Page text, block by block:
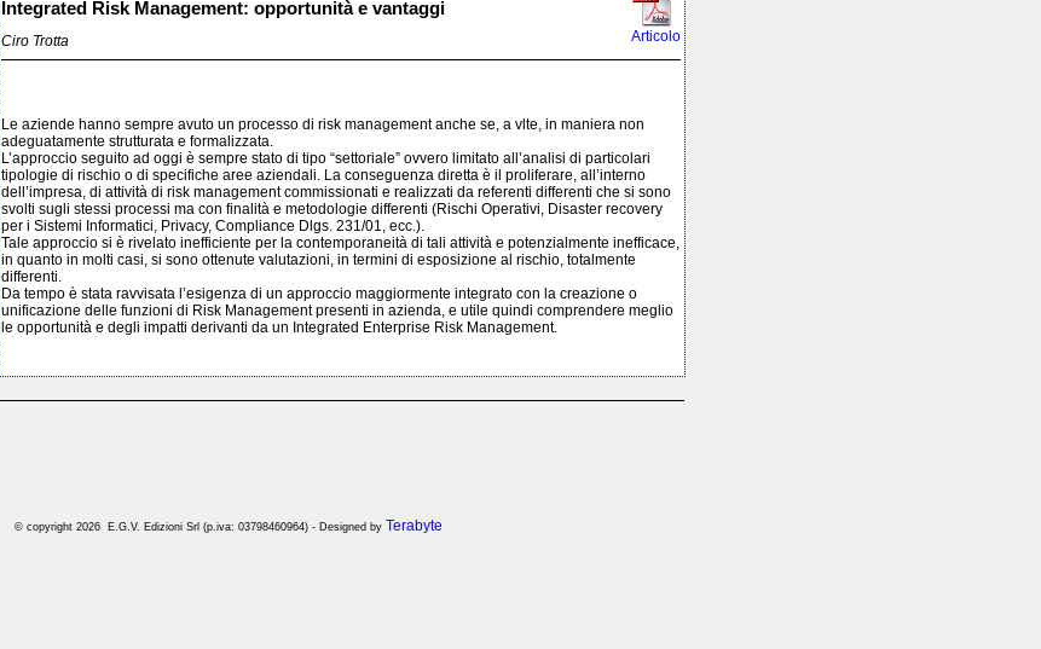
Integrated Risk Management: opportunità e vantaggi
Articolo
Ciro Trotta
Le aziende hanno sempre avuto un processo di risk management anche se, a vlte, in maniera non
adeguatamente strutturata e formalizzata.
L’approccio seguito ad oggi è sempre stato di tipo “settoriale” ovvero limitato all’analisi di particolari
tipologie di rischio o di specifiche aree aziendali. La conseguenza diretta è il proliferare, all’interno
dell’impresa, di attività di risk management commissionati e realizzati da referenti differenti che si sono
svolti sugli stessi processi ma con finalità e metodologie differenti (Rischi Operativi, Disaster recovery
per i Sistemi Informatici, Privacy, Compliance Dlgs. 231/01, ecc.).
Tale approccio si è rivelato inefficiente per la contemporaneità di tali attività e potenzialmente inefficace,
in quanto in molti casi, si sono ottenute valutazioni, in termini di esposizione al rischio, totalmente
differenti.
Da tempo è stata ravvisata l’esigenza di un approccio maggiormente integrato con la creazione o
unificazione delle funzioni di Risk Management presenti in azienda, e utile quindi comprendere meglio
le opportunità e degli impatti derivanti da un Integrated Enterprise Risk Management.
© copyright 2026 E.G.V. Edizioni Srl (p.iva: 03798460964) - Designed by Terabyte